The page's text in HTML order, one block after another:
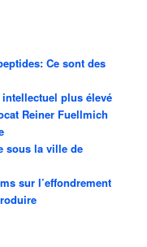
Ce sont des
plus élevé
Reiner Fuellmich
sous la ville de
sur l’effondrement